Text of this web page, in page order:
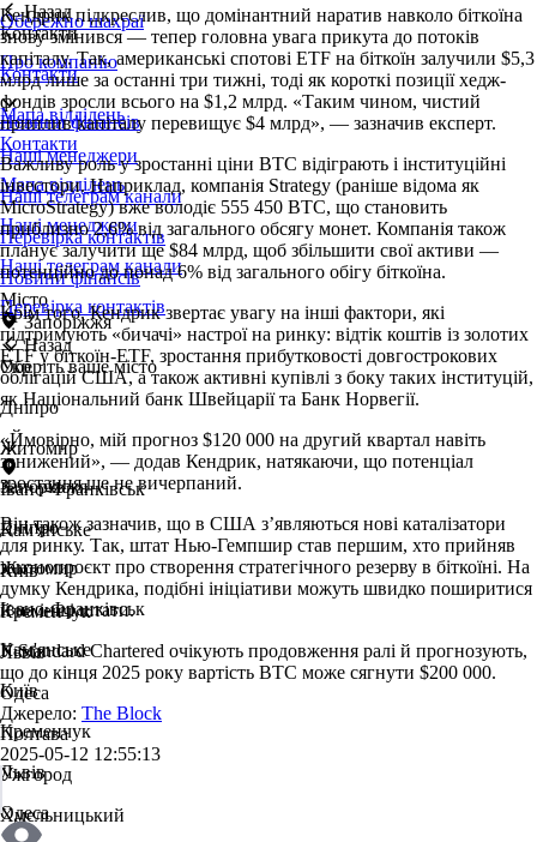
Назад
Контакти
Контакти
Мапа відділень
Наші менеджери
Наші телеграм канали
Перевірка контактів
Новини фінансів
Місто
Запоріжжя
Назад
Оберіть ваше місто
Дніпро
Житомир
Івано-Франківськ
Кам'янське
Київ
Кременчук
Львів
Одеса
Полтава
Ужгород
Хмельницький
Обережно шахраї
Про компанію
Новини фінансів
Контакти
Мапа відділень
Наші менеджери
Наші телеграм канали
Перевірка контактів
Укр
Запоріжжя
Дніпро
Житомир
Івано-Франківськ
Кам'янське
Київ
Кременчук
Львів
Одеса
Кендрик підкреслив, що домінантний наратив навколо біткоїна
знову змінився — тепер головна увага прикута до потоків
капіталу. Так, американські спотові ETF на біткоїн залучили $5,3
млрд лише за останні три тижні, тоді як короткі позиції хедж-
фондів зросли всього на $1,2 млрд. «Таким чином, чистий
приплив капіталу перевищує $4 млрд», — зазначив експерт.
Важливу роль у зростанні ціни BTC відіграють і інституційні
інвестори. Наприклад, компанія Strategy (раніше відома як
MicroStrategy) вже володіє 555 450 BTC, що становить
приблизно 2,6% від загального обсягу монет. Компанія також
планує залучити ще $84 млрд, щоб збільшити свої активи —
потенційно до понад 6% від загального обігу біткоїна.
Крім того, Кендрик звертає увагу на інші фактори, які
підтримують «бичачі» настрої на ринку: відтік коштів із золотих
ETF у біткоїн-ETF, зростання прибутковості довгострокових
облігацій США, а також активні купівлі з боку таких інституцій,
як Національний банк Швейцарії та Банк Норвегії.
«Ймовірно, мій прогноз $120 000 на другий квартал навіть
занижений», — додав Кендрик, натякаючи, що потенціал
зростання ще не вичерпаний.
Він також зазначив, що в США з’являються нові каталізатори
для ринку. Так, штат Нью-Гемпшир став першим, хто прийняв
законопроєкт про створення стратегічного резерву в біткоїні. На
думку Кендрика, подібні ініціативи можуть швидко поширитися
й на інші штати.
У Standard Chartered очікують продовження ралі й прогнозують,
що до кінця 2025 року вартість BTC може сягнути $200 000.
Джерело: The Block
2025-05-12 12:55:13